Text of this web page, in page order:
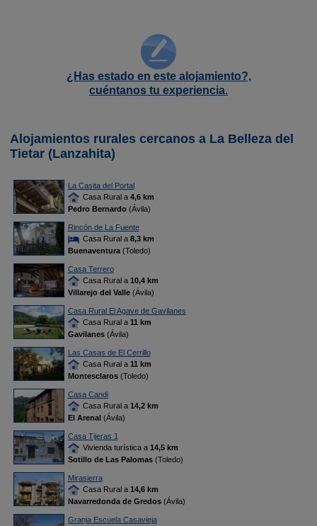
¿Has estado en este alojamiento?,
cuéntanos tu experiencia.
Alojamientos rurales cercanos a La Belleza del
Tietar (Lanzahita)
La Casita del Portal
Casa Rural a 4,6 km
Pedro Bernardo(Ávila)
Rincón de La Fuente
Casa Rural a 8,3 km
Buenaventura(Toledo)
Casa Terrero
Casa Rural a 10,4 km
Villarejo del Valle(Ávila)
Casa Rural El Agave de Gavilanes
Casa Rural a 11 km
Gavilanes(Ávila)
Las Casas de El Cerrillo
Casa Rural a 11 km
Montesclaros(Toledo)
Casa Candi
Casa Rural a 14,2 km
El Arenal(Ávila)
Casa Tijeras 1
Vivienda turística a 14,5 km
Sotillo de Las Palomas(Toledo)
Mirasierra
Casa Rural a 14,6 km
Navarredonda de Gredos(Ávila)
Granja Escuela Casavieja